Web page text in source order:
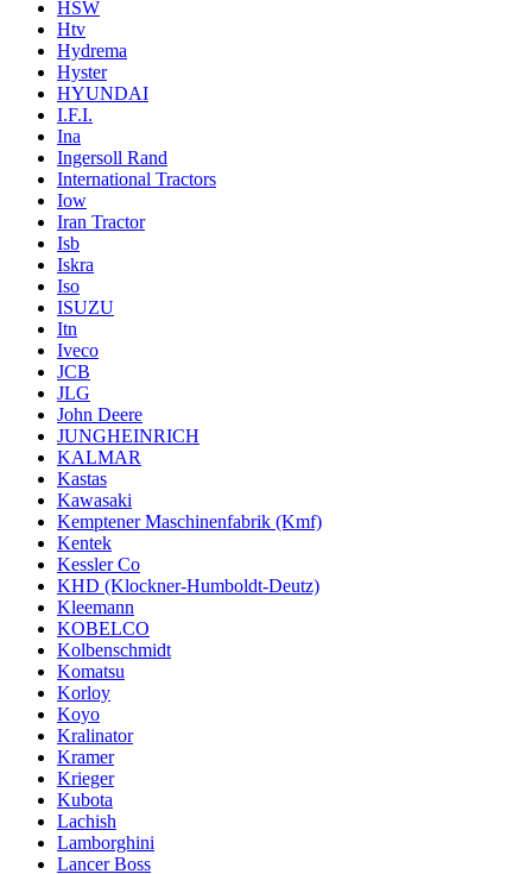
HSW
Htv
Hydrema
Hyster
HYUNDAI
I.F.I.
Ina
Ingersoll Rand
International Tractors
Iow
Iran Tractor
Isb
Iskra
Iso
ISUZU
Itn
Iveco
JCB
JLG
John Deere
JUNGHEINRICH
KALMAR
Kastas
Kawasaki
Kemptener Maschinenfabrik (Kmf)
Kentek
Kessler Co
KHD (Klockner-Humboldt-Deutz)
Kleemann
KOBELCO
Kolbenschmidt
Komatsu
Korloy
Koyo
Kralinator
Kramer
Krieger
Kubota
Lachish
Lamborghini
Lancer Boss